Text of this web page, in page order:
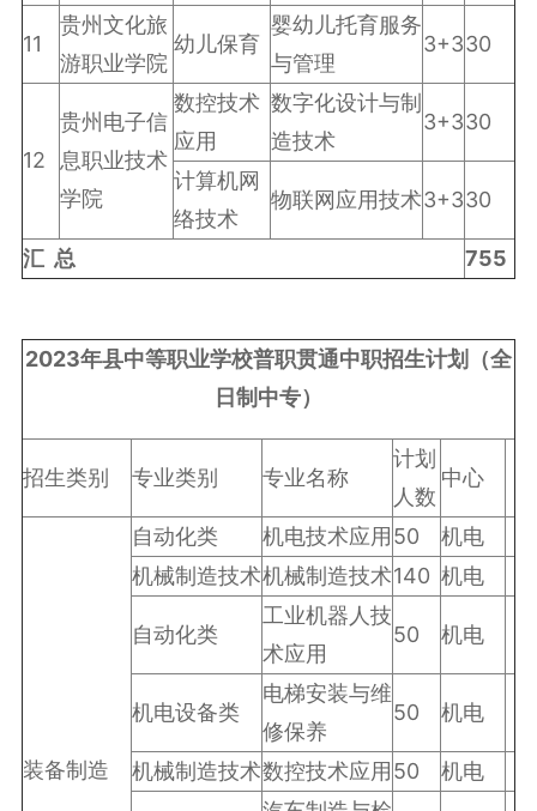
11
贵州文化旅
游职业学院
幼儿保育
婴幼儿托育服务
与管理
3+330
12
贵州电子信
息职业技术
学院
数控技术
应用
数字化设计与制
造技术
3+330
计算机网
络技术
物联网应用技术3+330
汇总 755
2023年县中等职业学校普职贯通中职招生计划（全
日制中专）
招生类别 专业类别 专业名称
计划
人数
中心
装备制造
自动化类 机电技术应用 50
机电
机械制造技术机械制造技术140 机电
自动化类
工业机器人技
术应用
50 机电
机电设备类
电梯安装与维
修保养
50 机电
机械制造技术数控技术应用 50 机电